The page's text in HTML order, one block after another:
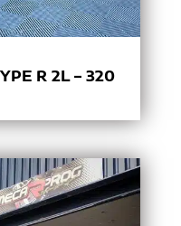
R 2L – 320